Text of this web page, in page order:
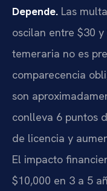
Depende. Las
oscilan entre $30
temeraria no es
comparecencia
son
conlleva 6 puntos
de licencia y
El impacto
$10,000 en 3 a 5